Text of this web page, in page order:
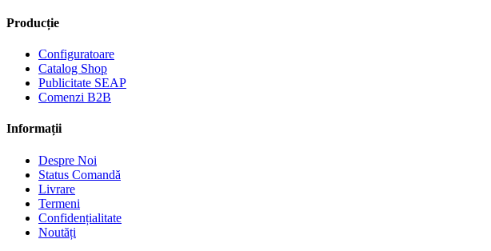
Producție
Configuratoare
Catalog Shop
Publicitate SEAP
Comenzi B2B
Informații
Despre Noi
Status Comandă
Livrare
Termeni
Confidențialitate
Noutăți